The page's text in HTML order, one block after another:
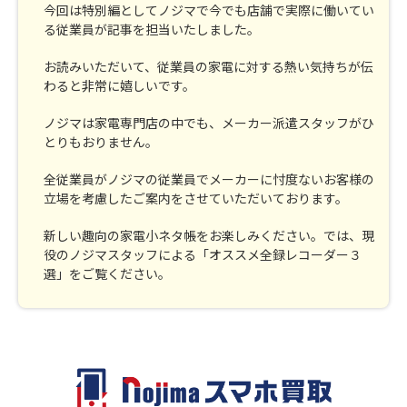
今回は特別編としてノジマで今でも店舗で実際に働いてい
る従業員が記事を担当いたしました。
お読みいただいて、従業員の家電に対する熱い気持ちが伝
わると非常に嬉しいです。
ノジマは家電専門店の中でも、メーカー派遣スタッフがひ
とりもおりません。
全従業員がノジマの従業員でメーカーに忖度ないお客様の
立場を考慮したご案内をさせていただいております。
新しい趣向の家電小ネタ帳をお楽しみください。では、現
役のノジマスタッフによる「オススメ全録レコーダー３
選」をご覧ください。